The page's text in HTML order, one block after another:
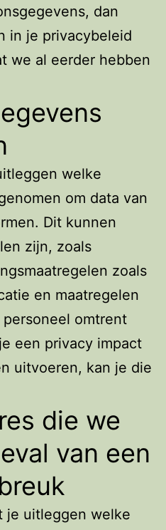
dan
in je privacybeleid
we al eerder hebben
welke
om data van
Dit kunnen
zijn, zoals
zoals
en maatregelen
omtrent
een privacy impact
uitvoeren, kan je die
die we
van een
je uitleggen welke